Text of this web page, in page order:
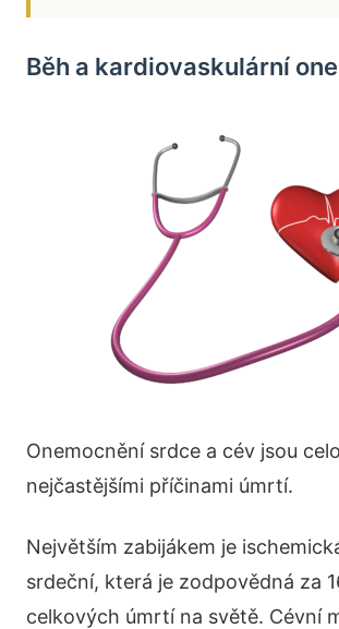
Běh a kardiovaskulární
Onemocnění srdce a cév jsou
nejčastějšími příčinami úmrtí.
Největším zabijákem je
srdeční, která je zodpovědná za
celkových úmrtí na světě. Cévní